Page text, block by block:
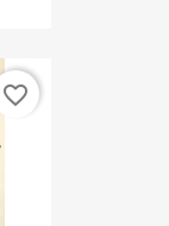
favorite_border